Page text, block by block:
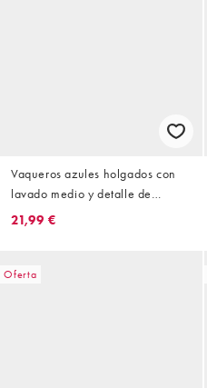
Vaqueros azules holgados con
lavado medio y detalle de
costuras delanteras de Courtside
21,99 €
Oferta